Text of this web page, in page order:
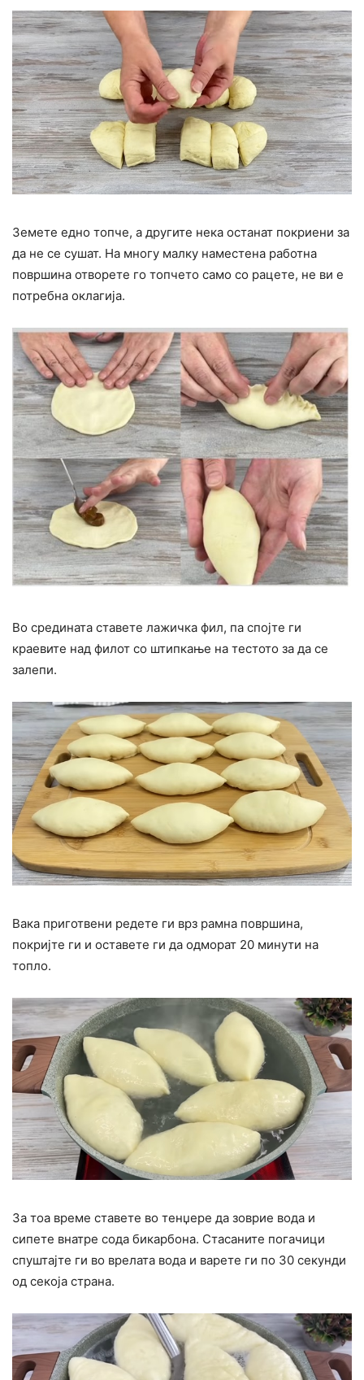
Земете едно топче, а другите нека останат покриени за
да не се сушат. На многу малку наместена работна
површина отворете го топчето само со рацете, не ви е
потребна оклагија.
Во средината ставете лажичка фил, па спојте ги
краевите над филот со штипкање на тестото за да се
залепи.
Вака приготвени редете ги врз рамна површина,
покријте ги и оставете ги да одморат 20 минути на
топло.
За тоа време ставете во тенџере да зоврие вода и
сипете внатре сода бикарбона. Стасаните погачици
спуштајте ги во врелата вода и варете ги по 30 секунди
од секоја страна.